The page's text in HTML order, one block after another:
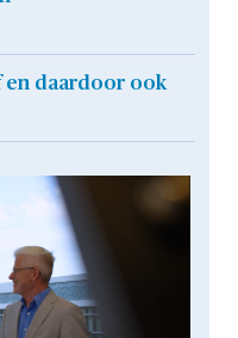
en daardoor ook